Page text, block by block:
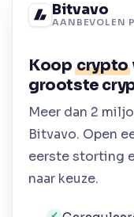
Bitvavo
AANBEVOLEN
Koopcrypto
grootste
Meer dan 2
Bitvavo. Open
eerste storting
naar keuze.